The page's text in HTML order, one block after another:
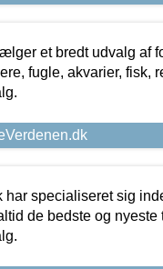
et bredt udvalg af
fugle, akvarier, fisk,
har specialiseret sig
de bedste og